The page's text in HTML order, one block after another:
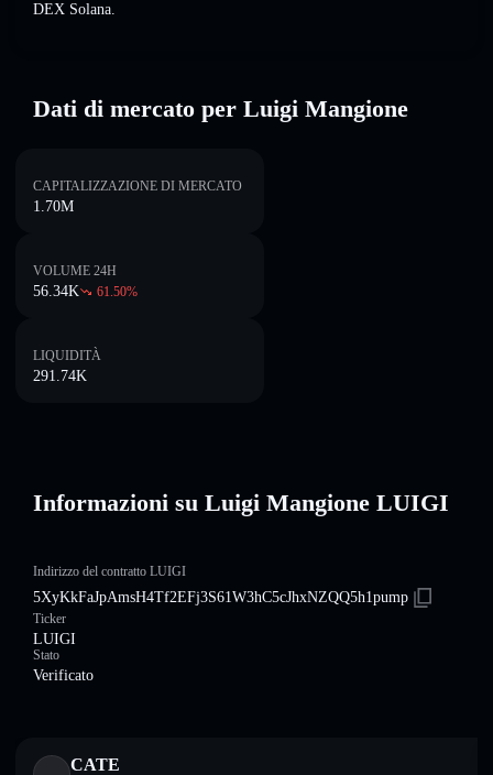
DEX Solana.
Dati di mercato per Luigi Mangione
CAPITALIZZAZIONE DI MERCATO
1.70M
VOLUME 24H
56.34K 61.50%
LIQUIDITÀ
291.74K
Informazioni su Luigi Mangione LUIGI
Indirizzo del contratto LUIGI
5XyKkFaJpAmsH4Tf2EFj3S61W3hC5cJhxNZQQ5h1pump
Ticker
LUIGI
Stato
Verificato
CATE